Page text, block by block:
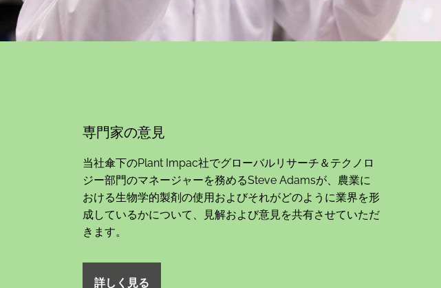
専門家の意見
当社傘下のPlant Impac社でグローバルリサーチ＆テクノロ
ジー部門のマネージャーを務めるSteve Adamsが、農業に
おける生物学的製剤の使用およびそれがどのように業界を形
成しているかについて、見解および意見を共有させていただ
きます。
詳しく見る